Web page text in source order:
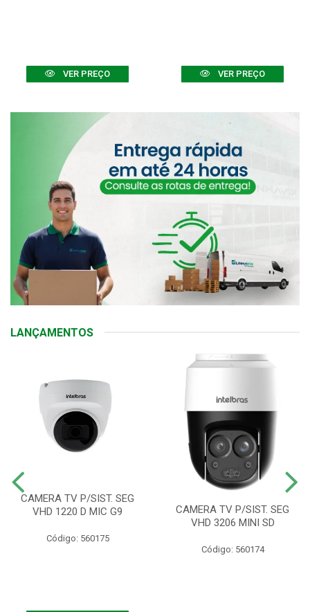
VER PREÇO VER PREÇO
LANÇAMENTOS
CAMERA TV P/SIST. SEG
VHD 1220 D MIC G9
Código: 560175
CAMERA TV P/SIST. SEG
VHD 3206 MINI SD
Código: 560174